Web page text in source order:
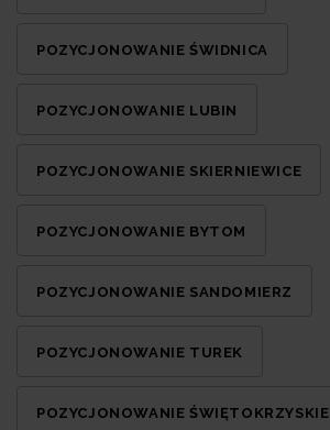
POZYCJONOWANIE ŚWIDNICA
POZYCJONOWANIE LUBIN
POZYCJONOWANIE SKIERNIEWICE
POZYCJONOWANIE BYTOM
POZYCJONOWANIE SANDOMIERZ
POZYCJONOWANIE TUREK
POZYCJONOWANIE ŚWIĘTOKRZYSKIE